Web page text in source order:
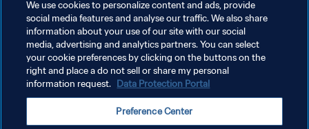
POLÍTICA DE PRIVACIDADE
TERMOS DE SERVIÇO
We use cookies to personalize content and ads, provide
social media features and analyse our traffic. We also share
information about your use of our site with our social
media, advertising and analytics partners. You can select
your cookie preferences by clicking on the buttons on the
right and place a do not sell or share my personal
information request. Data Protection Portal
Preference Center